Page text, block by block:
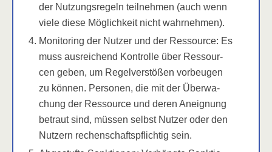
der Nut­zungs­re­geln teil­neh­men (auch wenn
vie­le die­se Mög­lich­keit nicht wahrnehmen).
Moni­to­ring der Nut­zer und der Res­sour­ce: Es
muss aus­rei­chend Kon­trol­le über Res­sour­
cen geben, um Regel­ver­stö­ßen vor­beu­gen
zu kön­nen. Per­so­nen, die mit der Über­wa­
chung der Res­sour­ce und deren Aneig­nung
betraut sind, müs­sen selbst Nut­zer oder den
Nut­zern rechen­schafts­pflich­tig sein.